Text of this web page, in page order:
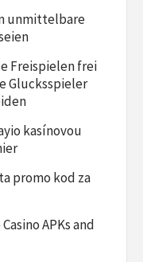
unmittelbare
Freispielen frei
Glucksspieler
kasínovou
promo kod za
APKs and